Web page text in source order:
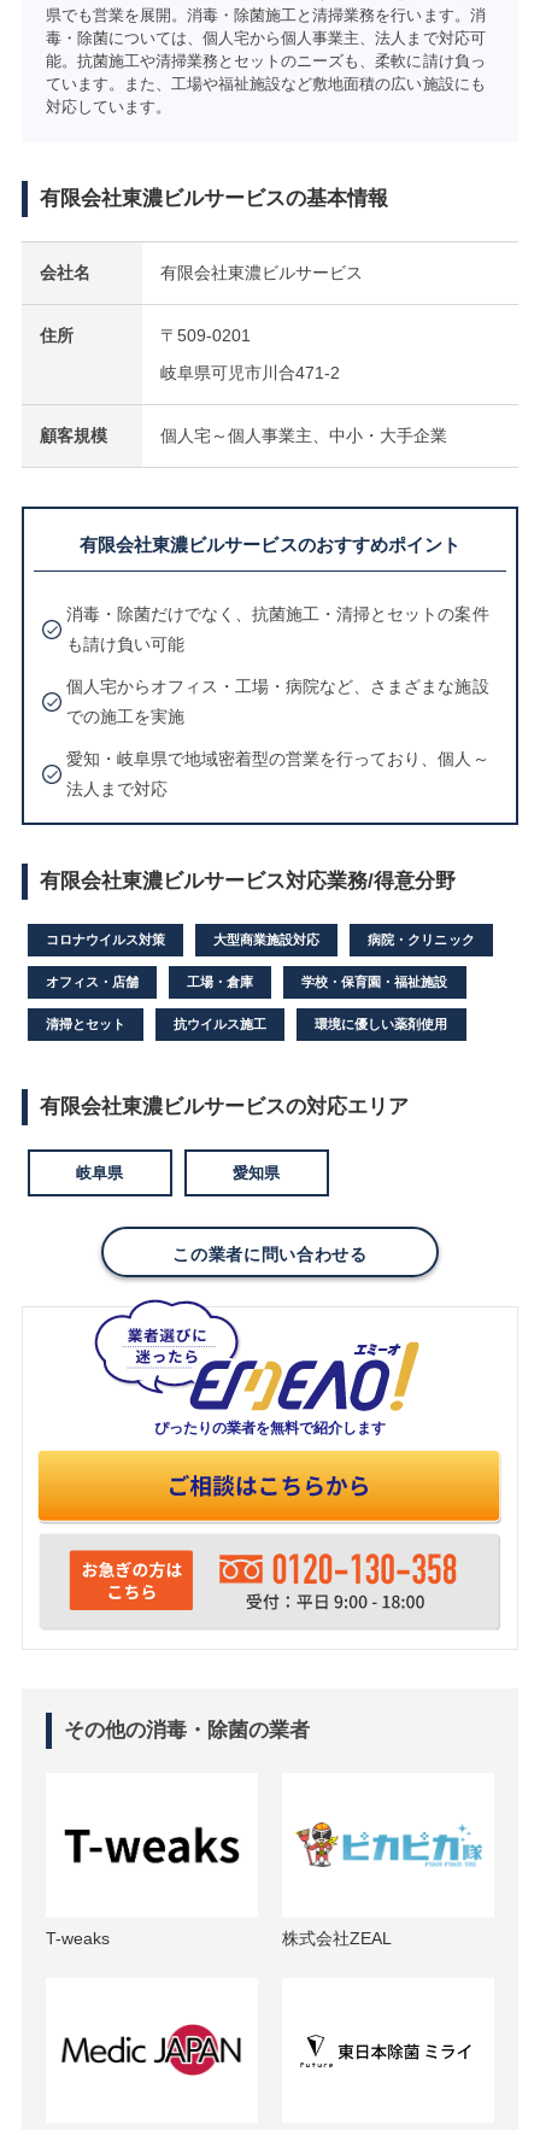
県でも営業を展開。消毒・除菌施工と清掃業務を行います。消
毒・除菌については、個人宅から個人事業主、法人まで対応可
能。抗菌施工や清掃業務とセットのニーズも、柔軟に請け負っ
ています。また、工場や福祉施設など敷地面積の広い施設にも
対応しています。
有限会社東濃ビルサービスの基本情報
会社名 有限会社東濃ビルサービス
住所
〒509-0201
岐阜県可児市川合471-2
顧客規模 個人宅～個人事業主、中小・大手企業
有限会社東濃ビルサービスのおすすめポイント
消毒・除菌だけでなく、抗菌施工・清掃とセットの案件
も請け負い可能
個人宅からオフィス・工場・病院など、さまざまな施設
での施工を実施
愛知・岐阜県で地域密着型の営業を行っており、個人～
法人まで対応
有限会社東濃ビルサービス対応業務/得意分野
コロナウイルス対策 大型商業施設対応 病院・クリニック
オフィス・店舗 工場・倉庫 学校・保育園・福祉施設
清掃とセット 抗ウイルス施工 環境に優しい薬剤使用
有限会社東濃ビルサービスの対応エリア
岐阜県 愛知県
この業者に問い合わせる
ぴったりの業者を無料で紹介します
その他の消毒・除菌の業者
T-weaks 株式会社ZEAL